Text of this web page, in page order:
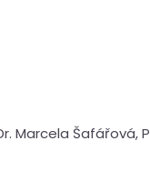
Marcela Šafářová,